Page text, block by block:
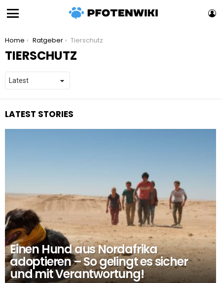
You are here:
Home Ratgeber Tierschutz
TIERSCHUTZ
LATEST STORIES
Einen Hund aus Nordafrika
adoptieren – So gelingt es sicher
und mit Verantwortung!